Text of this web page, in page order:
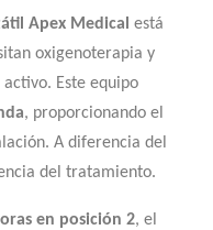
Apex Medical está
oxigenoterapia y
Este equipo
, proporcionando el
A diferencia del
del tratamiento.
en posición 2, el